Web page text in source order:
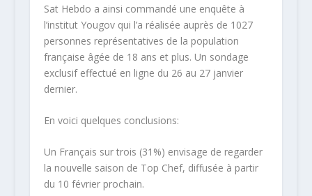
Sat Hebdo a ainsi commandé une enquête à
l’institut Yougov qui l’a réalisée auprès de 1027
personnes représentatives de la population
française âgée de 18 ans et plus. Un sondage
exclusif effectué en ligne du 26 au 27 janvier
dernier.
En voici quelques conclusions:
Un Français sur trois (31%) envisage de regarder
la nouvelle saison de Top Chef, diffusée à partir
du 10 février prochain.